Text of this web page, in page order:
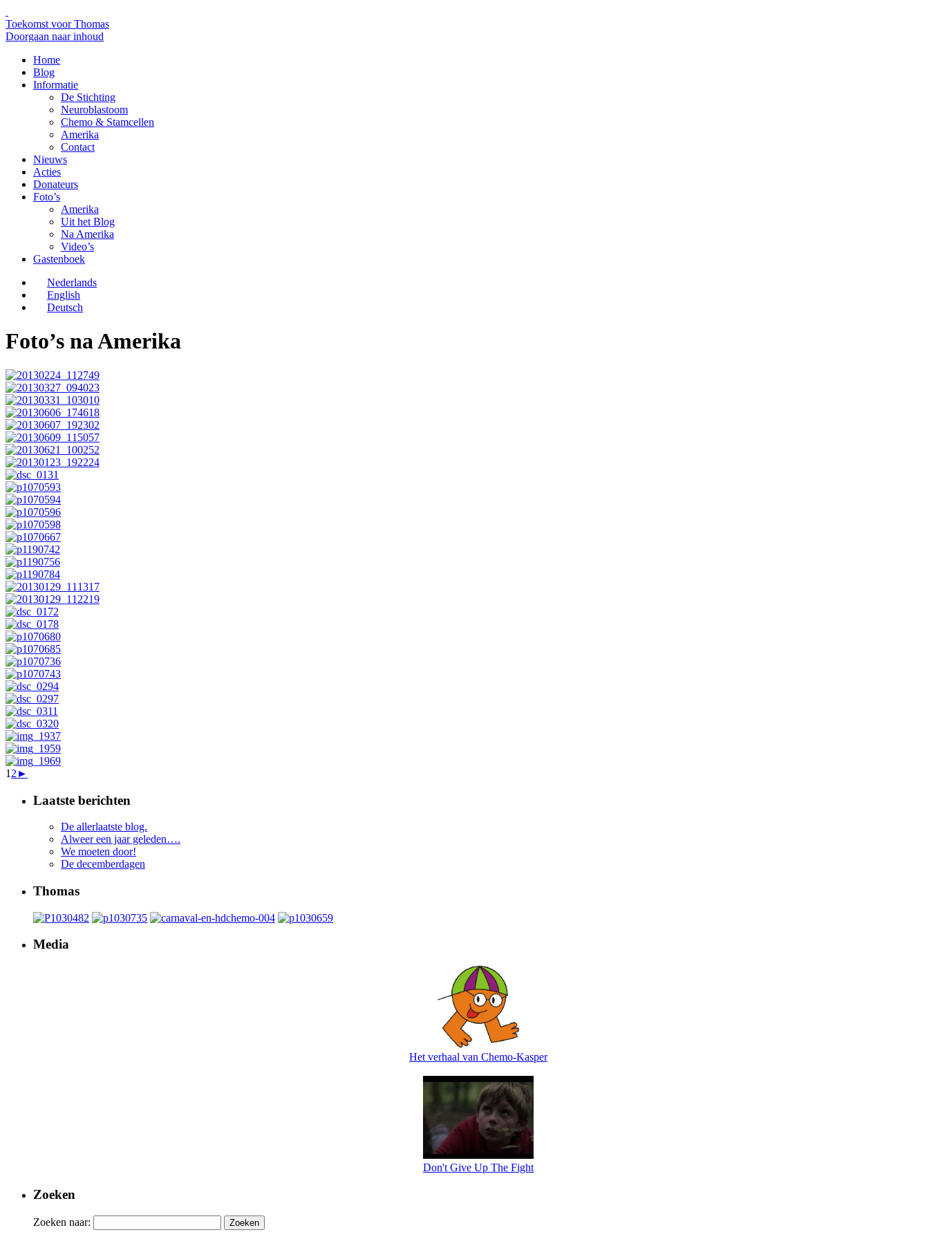
Toekomst voor Thomas
Doorgaan naar inhoud
Home
Blog
Informatie
De Stichting
Neuroblastoom
Chemo & Stamcellen
Amerika
Contact
Nieuws
Acties
Donateurs
Foto’s
Amerika
Uit het Blog
Na Amerika
Video’s
Gastenboek
Nederlands
English
Deutsch
Foto’s na Amerika
1 2 ►
Laatste berichten
De allerlaatste blog.
Alweer een jaar geleden….
We moeten door!
De decemberdagen
Thomas
Media
Het verhaal van Chemo-Kasper
Don't Give Up The Fight
Zoeken
Zoeken naar: